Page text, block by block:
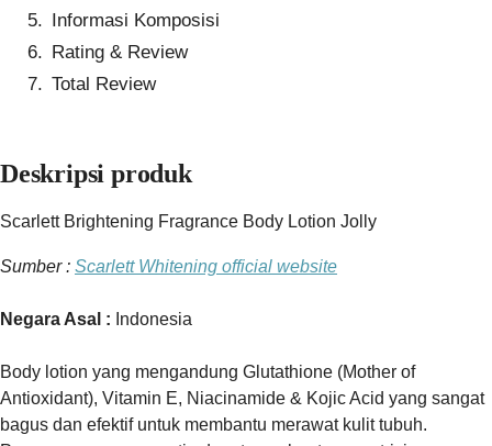
Informasi Komposisi
Rating & Review
Total Review
Deskripsi produk
Scarlett Brightening Fragrance Body Lotion Jolly
Sumber : Scarlett Whitening official website
Negara Asal : Indonesia
Body lotion yang mengandung Glutathione (Mother of
Antioxidant), Vitamin E, Niacinamide & Kojic Acid yang sangat
bagus dan efektif untuk membantu merawat kulit tubuh.